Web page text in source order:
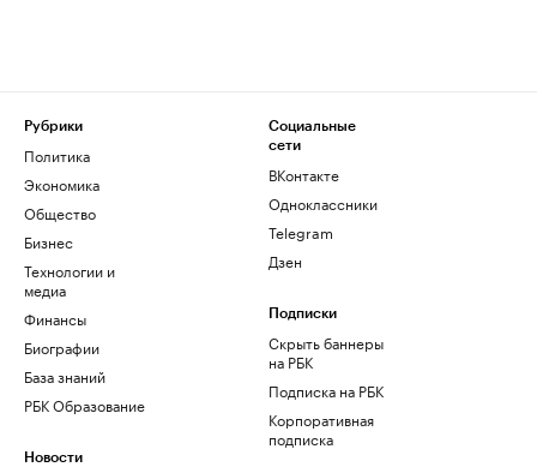
Рубрики
Политика
Экономика
Общество
Бизнес
Технологии и
медиа
Финансы
Биографии
База знаний
РБК Образование
Новости
Социальные
сети
ВКонтакте
Одноклассники
Telegram
Дзен
Подписки
Скрыть баннеры
на РБК
Подписка на РБК
Корпоративная
подписка